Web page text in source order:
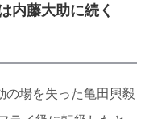
内藤大助に続く
の場を失った亀田興毅